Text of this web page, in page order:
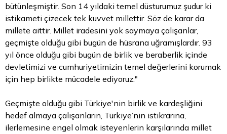
bütünleşmiştir. Son 14 yıldaki temel düsturumuz şudur ki
istikameti çizecek tek kuvvet millettir. Söz de karar da
millete aittir. Millet iradesini yok saymaya çalışanlar,
geçmişte olduğu gibi bugün de hüsrana uğramışlardır. 93
yıl önce olduğu gibi bugün de birlik ve beraberlik içinde
devletimizi ve cumhuriyetimizin temel değerlerini korumak
için hep birlikte mücadele ediyoruz."
Geçmişte olduğu gibi Türkiye'nin birlik ve kardeşliğini
hedef almaya çalışanların, Türkiye’nin istikrarına,
ilerlemesine engel olmak isteyenlerin karşılarında millet